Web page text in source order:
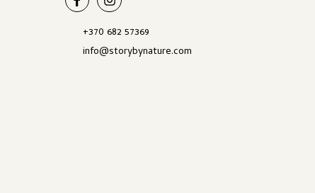
+370 682 57369
info@storybynature.com